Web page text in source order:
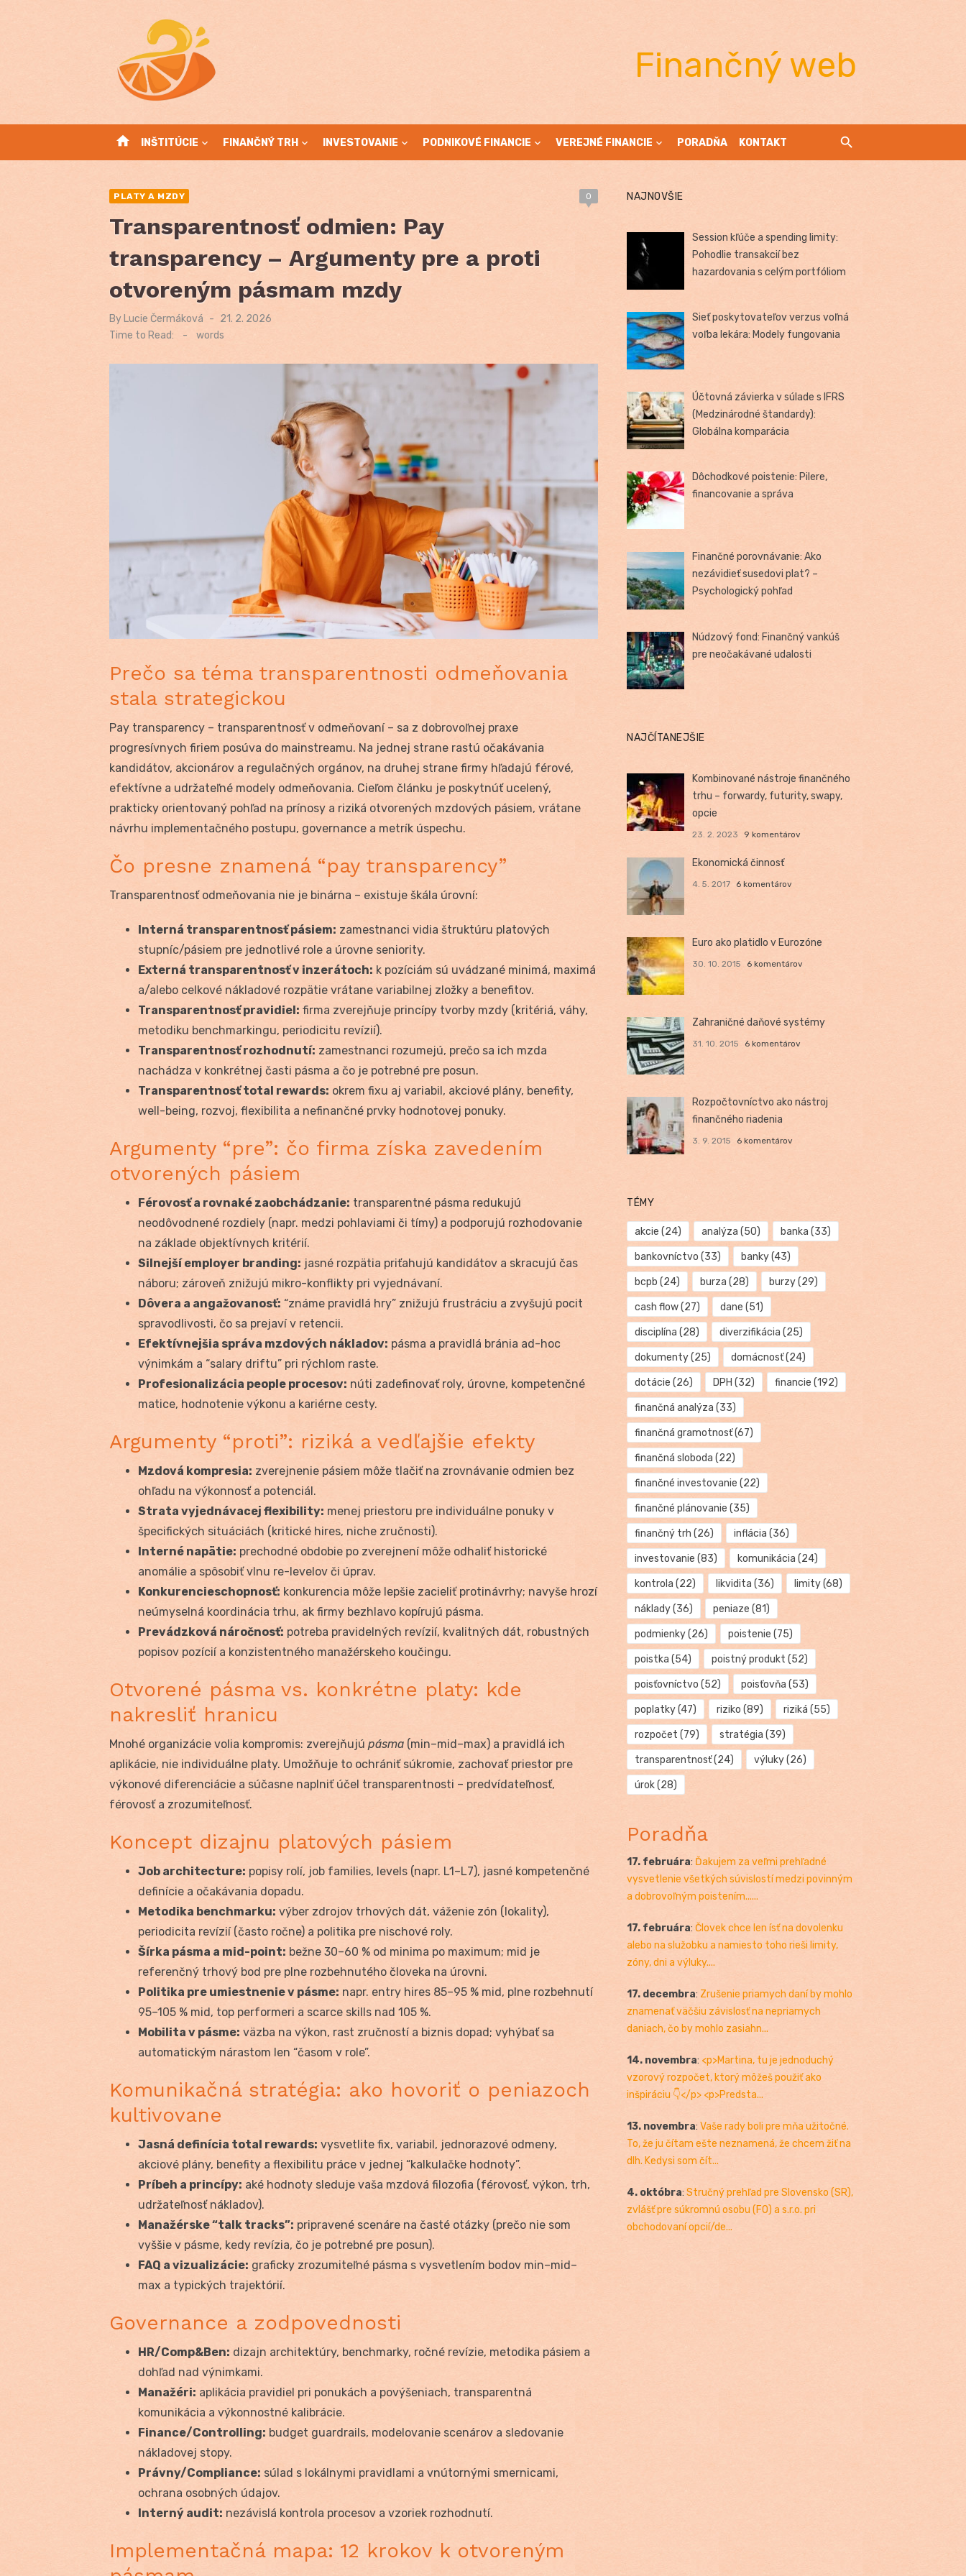
Finančný web
home INŠTITÚCIE FINANČNÝ TRH INVESTOVANIE PODNIKOVÉ FINANCIE VEREJNÉ FINANCIE PORADŇA KONTAKT
PLATY A MZDY 0
Transparentnosť odmien: Pay
transparency – Argumenty pre a proti
otvoreným pásmam mzdy
By Lucie Čermáková
Posted
on
21. 2. 2026
Time to Read:
- words
Prečo sa téma transparentnosti odmeňovania
stala strategickou
Pay transparency – transparentnosť v odmeňovaní – sa z dobrovoľnej praxe
progresívnych firiem posúva do mainstreamu. Na jednej strane rastú očakávania
kandidátov, akcionárov a regulačných orgánov, na druhej strane firmy hľadajú férové,
efektívne a udržateľné modely odmeňovania. Cieľom článku je poskytnúť ucelený,
prakticky orientovaný pohľad na prínosy a riziká otvorených mzdových pásiem, vrátane
návrhu implementačného postupu, governance a metrík úspechu.
Čo presne znamená “pay transparency”
Transparentnosť odmeňovania nie je binárna – existuje škála úrovní:
Interná transparentnosť pásiem: zamestnanci vidia štruktúru platových
stupníc/pásiem pre jednotlivé role a úrovne seniority.
Externá transparentnosť v inzerátoch: k pozíciám sú uvádzané minimá, maximá
a/alebo celkové nákladové rozpätie vrátane variabilnej zložky a benefitov.
Transparentnosť pravidiel: firma zverejňuje princípy tvorby mzdy (kritériá, váhy,
metodiku benchmarkingu, periodicitu revízií).
Transparentnosť rozhodnutí: zamestnanci rozumejú, prečo sa ich mzda
nachádza v konkrétnej časti pásma a čo je potrebné pre posun.
Transparentnosť total rewards: okrem fixu aj variabil, akciové plány, benefity,
well-being, rozvoj, flexibilita a nefinančné prvky hodnotovej ponuky.
Argumenty “pre”: čo firma získa zavedením
otvorených pásiem
Férovosť a rovnaké zaobchádzanie: transparentné pásma redukujú
neodôvodnené rozdiely (napr. medzi pohlaviami či tímy) a podporujú rozhodovanie
na základe objektívnych kritérií.
Silnejší employer branding: jasné rozpätia priťahujú kandidátov a skracujú čas
náboru; zároveň znižujú mikro-konflikty pri vyjednávaní.
Dôvera a angažovanosť: “známe pravidlá hry” znižujú frustráciu a zvyšujú pocit
spravodlivosti, čo sa prejaví v retencii.
Efektívnejšia správa mzdových nákladov: pásma a pravidlá bránia ad-hoc
výnimkám a “salary driftu” pri rýchlom raste.
Profesionalizácia people procesov: núti zadefinovať roly, úrovne, kompetenčné
matice, hodnotenie výkonu a kariérne cesty.
Argumenty “proti”: riziká a vedľajšie efekty
Mzdová kompresia: zverejnenie pásiem môže tlačiť na zrovnávanie odmien bez
ohľadu na výkonnosť a potenciál.
Strata vyjednávacej flexibility: menej priestoru pre individuálne ponuky v
špecifických situáciách (kritické hires, niche zručnosti).
Interné napätie: prechodné obdobie po zverejnení môže odhaliť historické
anomálie a spôsobiť vlnu re-levelov či úprav.
Konkurencieschopnosť: konkurencia môže lepšie zacieliť protinávrhy; navyše hrozí
neúmyselná koordinácia trhu, ak firmy bezhlavo kopírujú pásma.
Prevádzková náročnosť: potreba pravidelných revízií, kvalitných dát, robustných
popisov pozícií a konzistentného manažérskeho koučingu.
Otvorené pásma vs. konkrétne platy: kde
nakresliť hranicu
Mnohé organizácie volia kompromis: zverejňujú pásma (min–mid–max) a pravidlá ich
aplikácie, nie individuálne platy. Umožňuje to ochrániť súkromie, zachovať priestor pre
výkonové diferenciácie a súčasne naplniť účel transparentnosti – predvídateľnosť,
férovosť a zrozumiteľnosť.
Koncept dizajnu platových pásiem
Job architecture: popisy rolí, job families, levels (napr. L1–L7), jasné kompetenčné
definície a očakávania dopadu.
Metodika benchmarku: výber zdrojov trhových dát, váženie zón (lokality),
periodicita revízií (často ročne) a politika pre nischové roly.
Šírka pásma a mid-point: bežne 30–60 % od minima po maximum; mid je
referenčný trhový bod pre plne rozbehnutého človeka na úrovni.
Politika pre umiestnenie v pásme: napr. entry hires 85–95 % mid, plne rozbehnutí
95–105 % mid, top performeri a scarce skills nad 105 %.
Mobilita v pásme: väzba na výkon, rast zručností a biznis dopad; vyhýbať sa
automatickým nárastom len “časom v role”.
Komunikačná stratégia: ako hovoriť o peniazoch
kultivovane
Jasná definícia total rewards: vysvetlite fix, variabil, jednorazové odmeny,
akciové plány, benefity a flexibilitu práce v jednej “kalkulačke hodnoty”.
Príbeh a princípy: aké hodnoty sleduje vaša mzdová filozofia (férovosť, výkon, trh,
udržateľnosť nákladov).
Manažérske “talk tracks”: pripravené scenáre na časté otázky (prečo nie som
vyššie v pásme, kedy revízia, čo je potrebné pre posun).
FAQ a vizualizácie: graficky zrozumiteľné pásma s vysvetlením bodov min–mid–
max a typických trajektórií.
Governance a zodpovednosti
HR/Comp&Ben: dizajn architektúry, benchmarky, ročné revízie, metodika pásiem a
dohľad nad výnimkami.
Manažéri: aplikácia pravidiel pri ponukách a povýšeniach, transparentná
komunikácia a výkonnostné kalibrácie.
Finance/Controlling: budget guardrails, modelovanie scenárov a sledovanie
nákladovej stopy.
Právny/Compliance: súlad s lokálnymi pravidlami a vnútornými smernicami,
ochrana osobných údajov.
Interný audit: nezávislá kontrola procesov a vzoriek rozhodnutí.
Implementačná mapa: 12 krokov k otvoreným
NAJNOVŠIE
Session kľúče a spending limity:
Pohodlie transakcií bez
hazardovania s celým portfóliom
Sieť poskytovateľov verzus voľná
voľba lekára: Modely fungovania
Účtovná závierka v súlade s IFRS
(Medzinárodné štandardy):
Globálna komparácia
Dôchodkové poistenie: Pilere,
financovanie a správa
Finančné porovnávanie: Ako
nezávidieť susedovi plat? –
Psychologický pohľad
Núdzový fond: Finančný vankúš
pre neočakávané udalosti
NAJČÍTANEJŠIE
Kombinované nástroje finančného
trhu – forwardy, futurity, swapy,
opcie
23. 2. 2023 9 komentárov
Ekonomická činnosť
4. 5. 2017 6 komentárov
Euro ako platidlo v Eurozóne
30. 10. 2015 6 komentárov
Zahraničné daňové systémy
31. 10. 2015 6 komentárov
Rozpočtovníctvo ako nástroj
finančného riadenia
3. 9. 2015 6 komentárov
TÉMY
akcie (24) analýza (50) banka (33)
bankovníctvo (33) banky(43)
bcpb (24) burza (28) burzy(29)
cash flow(27) dane (51)
disciplína (28) diverzifikácia (25)
dokumenty(25) domácnosť(24)
dotácie (26) DPH (32) financie (192)
finančná analýza (33)
finančná gramotnosť(67)
finančná sloboda (22)
finančné investovanie (22)
finančné plánovanie (35)
finančný trh (26) inflácia (36)
investovanie (83) komunikácia (24)
kontrola (22) likvidita (36) limity(68)
náklady(36) peniaze (81)
podmienky(26) poistenie (75)
poistka (54) poistný produkt (52)
poisťovníctvo (52) poisťovňa (53)
poplatky(47) riziko (89) riziká (55)
rozpočet (79) stratégia (39)
transparentnosť(24) výluky(26)
úrok(28)
Poradňa
17. februára: Ďakujem za veľmi prehľadné
vysvetlenie všetkých súvislostí medzi povinným
a dobrovoľným poistením......
17. februára: Človek chce len ísť na dovolenku
alebo na služobku a namiesto toho rieši limity,
zóny, dni a výluky....
17. decembra: Zrušenie priamych daní by mohlo
znamenať väčšiu závislosť na nepriamych
daniach, čo by mohlo zasiahn...
14. novembra: <p>Martina, tu je jednoduchý
vzorový rozpočet, ktorý môžeš použiť ako
inšpiráciu 👇</p> <p>Predsta...
13. novembra: Vaše rady boli pre mňa užitočné.
To, že ju čítam ešte neznamená, že chcem žiť na
dlh. Kedysi som čít...
4. októbra: Stručný prehľad pre Slovensko (SR),
zvlášť pre súkromnú osobu (FO) a s.r.o. pri
obchodovaní opcií/de...